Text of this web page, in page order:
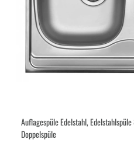
Auflagespüle Edelstahl,
Doppelspüle